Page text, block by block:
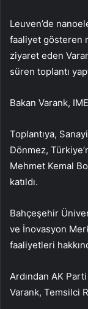
Leuven’de
faaliyet gösteren
ziyaret eden
süren toplantı
Bakan Varank,
Toplantıya,
Dönmez,
Mehmet Kemal
katıldı.
Bahçeşehir
ve İnovasyon
faaliyetleri
Ardından AK
Varank, Temsilci